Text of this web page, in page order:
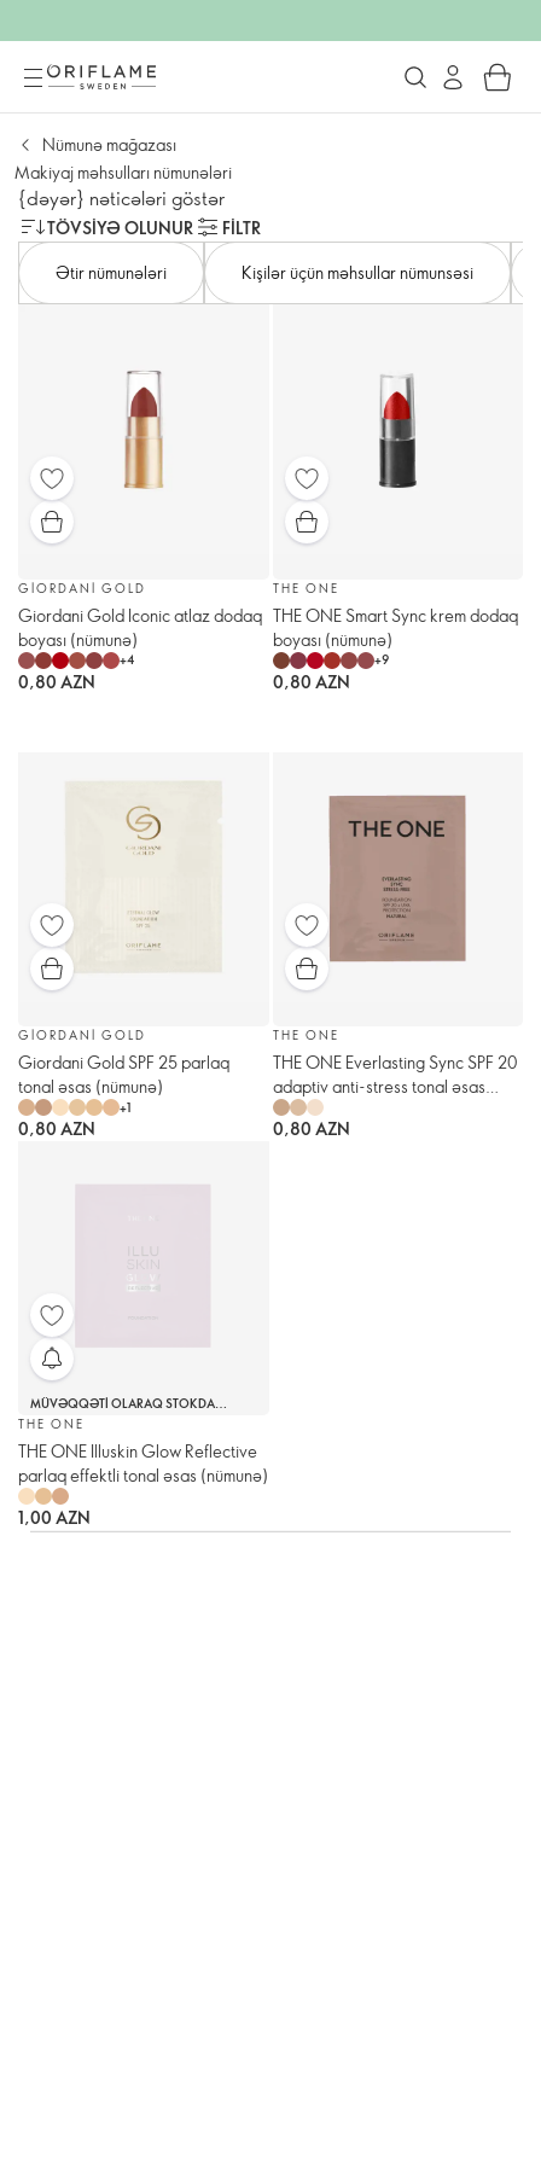
Nümunə mağazası
Makiyaj məhsulları nümunələri
{dəyər} nəticələri göstər
TÖVSIYƏ OLUNUR
FILTR
Ətir nümunələri
Kişilər üçün məhsullar nümunsəsi
GIORDANI GOLD
Giordani Gold Iconic atlaz dodaq
boyası (nümunə)
+4
0,80 AZN
THE ONE
THE ONE Smart Sync krem dodaq
boyası (nümunə)
+9
0,80 AZN
GIORDANI GOLD
Giordani Gold SPF 25 parlaq
tonal əsas (nümunə)
+1
0,80 AZN
THE ONE
THE ONE Everlasting Sync SPF 20
adaptiv anti-stress tonal əsas
(nümunələr)
0,80 AZN
MÜVƏQQƏTI OLARAQ STOKDA
YOXDUR
THE ONE
THE ONE Illuskin Glow Reflective
parlaq effektli tonal əsas (nümunə)
1,00 AZN